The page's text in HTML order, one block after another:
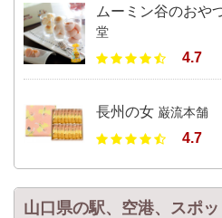
ムーミン谷のおや
堂
4.7
長州の女 巌流本舗
4.7
山口県の駅、空港、スポッ